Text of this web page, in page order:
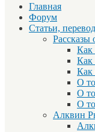
Главная
Форум
Статьи,
Как
Как
Как
О
О
О
Алквин